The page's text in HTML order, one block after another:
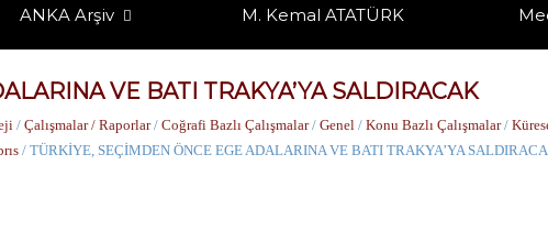
ANKA Arşiv M. Kemal ATATÜRK
VE BATI TRAKYA’YA SALDIRACAK
/ Çalışmalar / Raporlar/ Coğrafi Bazlı Çalışmalar/ Genel / Konu Bazlı Çalışmalar/
/ TÜRKİYE, SEÇİMDEN ÖNCE EGE ADALARINA VE BATI TRAKYA’YA